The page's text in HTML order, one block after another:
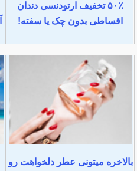
۵۰٪ تخفیف ارتودنسی دندان
اقساطی بدون چک یا سفته!
بالاخره میتونی عطر دلخواهت رو